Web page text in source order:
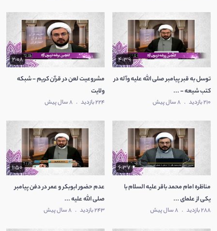
4:39
توسل به قبر پیامبر صلی الله علیه وآله در
کتب شیعه - ...
210 بازدید . 8 سال پیش
2:08
مشروعیت لعن در قرآن کریم - شبکه
ولایت
224 بازدید . 8 سال پیش
6:37
مناظره امام محمد باقر علیه السلام با
یکی از علمای ...
288 بازدید . 8 سال پیش
1:50
عدم حضور ابوبکر و عمر در دفن پیامبر
صلی الله علیه ...
243 بازدید . 8 سال پیش